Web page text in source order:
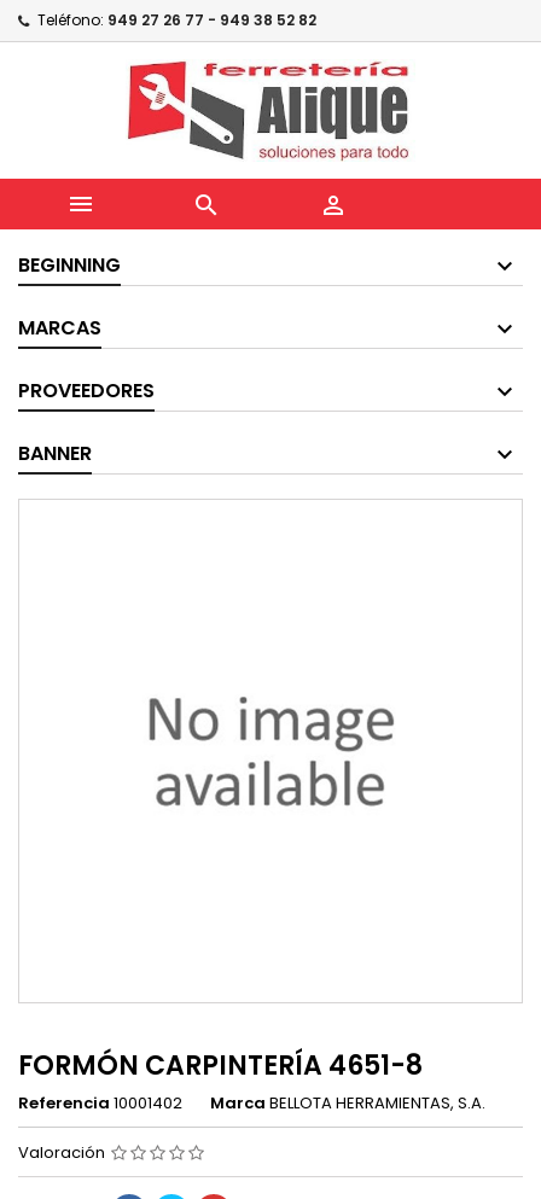
Teléfono: 949 27 26 77 - 949 38 52 82
  
BEGINNING
MARCAS
PROVEEDORES
BANNER
FORMÓN CARPINTERÍA 4651-8
Referencia 10001402 Marca BELLOTA HERRAMIENTAS, S.A.
Valoración